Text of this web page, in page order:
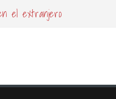
el extranjero